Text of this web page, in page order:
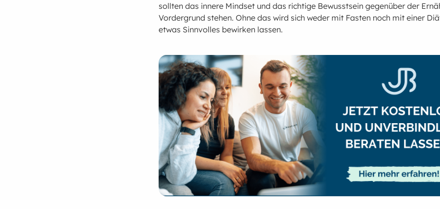
sollten das innere Mindset und das richtige Bewusstsein gegenüber der
Vordergrund stehen. Ohne das wird sich weder mit Fasten noch mit einer
etwas Sinnvolles bewirken lassen.